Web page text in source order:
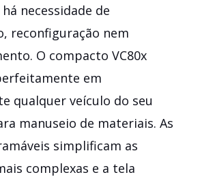
necessidade de
reconfiguração nem
O compacto VC80x
em
qualquer veículo do seu
manuseio de materiais. As
simplificam as
complexas e a tela